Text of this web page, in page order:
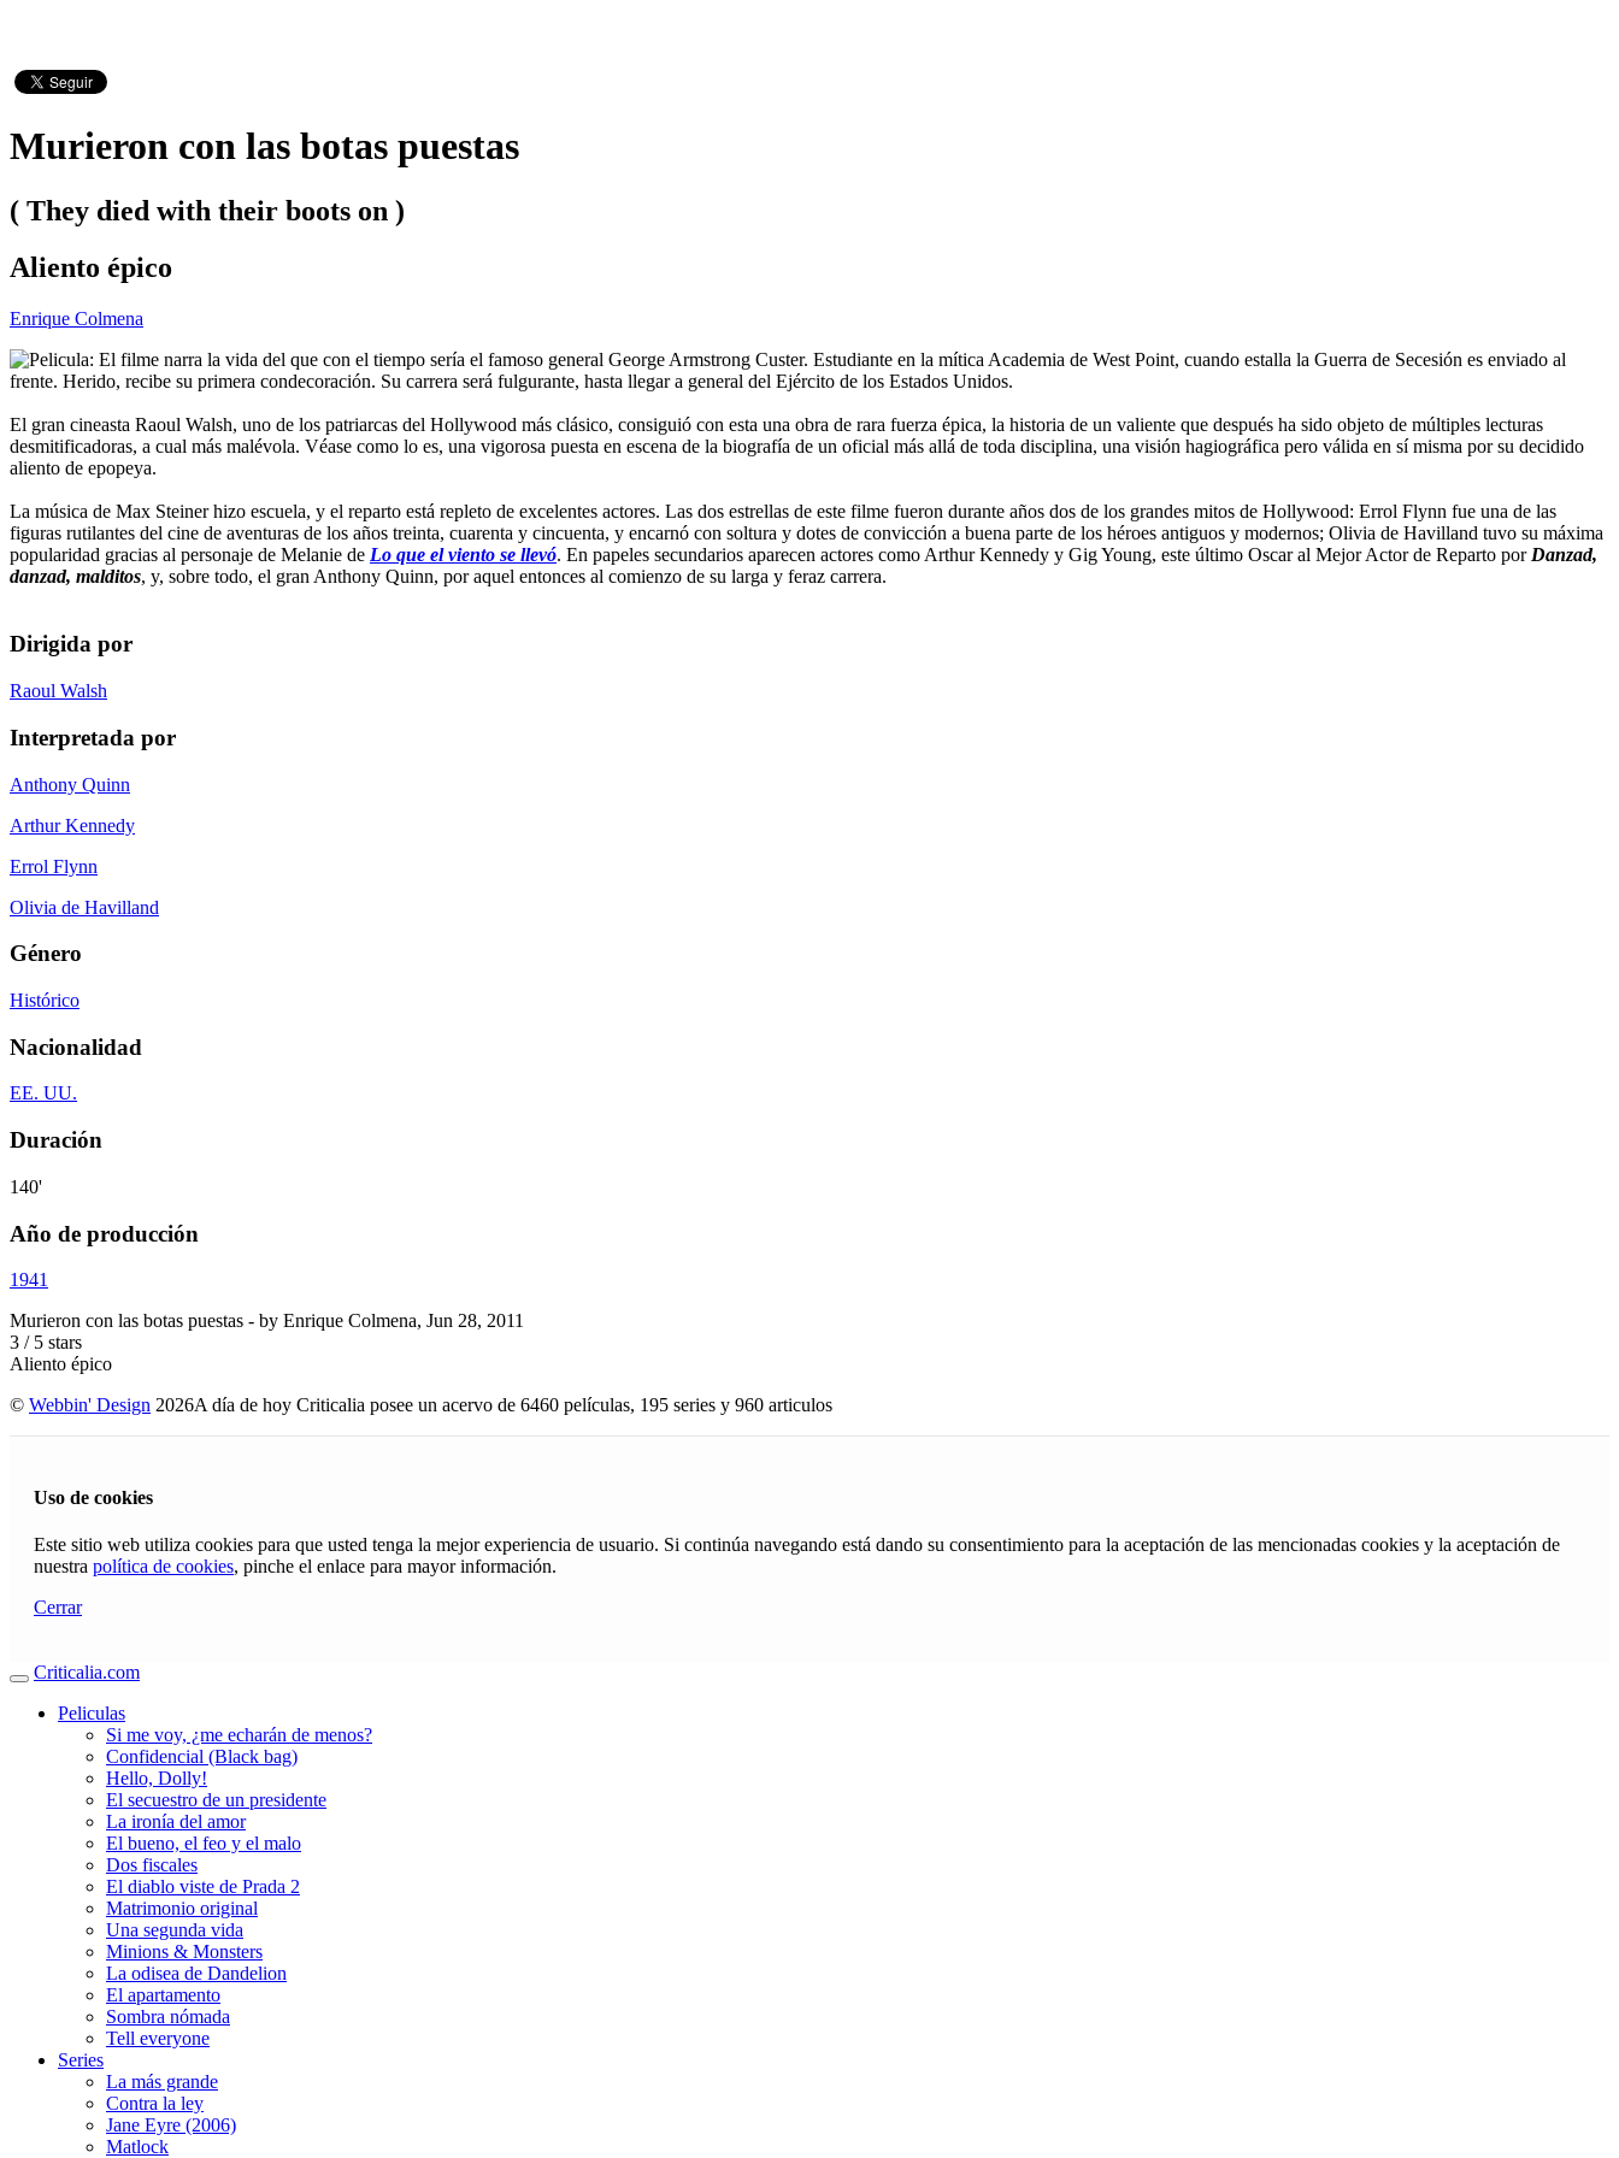
Murieron con las botas puestas
( They died with their boots on )
Aliento épico
Enrique Colmena
El filme narra la vida del que con el tiempo sería el famoso general George Armstrong Custer. Estudiante en la mítica Academia de West Point, cuando estalla la Guerra de Secesión es enviado al
frente. Herido, recibe su primera condecoración. Su carrera será fulgurante, hasta llegar a general del Ejército de los Estados Unidos.
El gran cineasta Raoul Walsh, uno de los patriarcas del Hollywood más clásico, consiguió con esta una obra de rara fuerza épica, la historia de un valiente que después ha sido objeto de múltiples lecturas
desmitificadoras, a cual más malévola. Véase como lo es, una vigorosa puesta en escena de la biografía de un oficial más allá de toda disciplina, una visión hagiográfica pero válida en sí misma por su decidido
aliento de epopeya.
La música de Max Steiner hizo escuela, y el reparto está repleto de excelentes actores. Las dos estrellas de este filme fueron durante años dos de los grandes mitos de Hollywood: Errol Flynn fue una de las
figuras rutilantes del cine de aventuras de los años treinta, cuarenta y cincuenta, y encarnó con soltura y dotes de convicción a buena parte de los héroes antiguos y modernos; Olivia de Havilland tuvo su máxima
popularidad gracias al personaje de Melanie de Lo que el viento se llevó. En papeles secundarios aparecen actores como Arthur Kennedy y Gig Young, este último Oscar al Mejor Actor de Reparto por Danzad,
danzad, malditos, y, sobre todo, el gran Anthony Quinn, por aquel entonces al comienzo de su larga y feraz carrera.
Dirigida por
Raoul Walsh
Interpretada por
Anthony Quinn
Arthur Kennedy
Errol Flynn
Olivia de Havilland
Género
Histórico
Nacionalidad
EE. UU.
Duración
140'
Año de producción
1941
Murieron con las botas puestas - by Enrique Colmena, Jun 28, 2011
3 / 5 stars
Aliento épico
© Webbin' Design 2026A día de hoy Criticalia posee un acervo de 6460 películas, 195 series y 960 articulos
Uso de cookies
Este sitio web utiliza cookies para que usted tenga la mejor experiencia de usuario. Si continúa navegando está dando su consentimiento para la aceptación de las mencionadas cookies y la aceptación de
nuestra política de cookies, pinche el enlace para mayor información.
Cerrar
Criticalia.com
Peliculas
Si me voy, ¿me echarán de menos?
Confidencial (Black bag)
Hello, Dolly!
El secuestro de un presidente
La ironía del amor
El bueno, el feo y el malo
Dos fiscales
El diablo viste de Prada 2
Matrimonio original
Una segunda vida
Minions & Monsters
La odisea de Dandelion
El apartamento
Sombra nómada
Tell everyone
Series
La más grande
Contra la ley
Jane Eyre (2006)
Matlock